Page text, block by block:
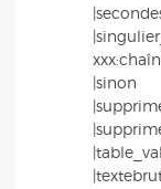
|sinon